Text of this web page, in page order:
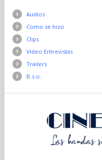
Audios
Como se hizo
Clips
Vídeo Entrevistas
Trailers
B.s.o.